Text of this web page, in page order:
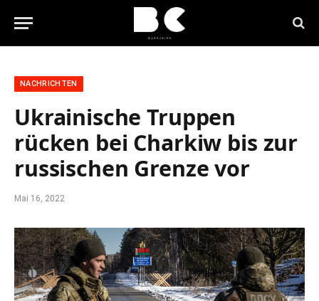
NACHRICHTEN
Ukrainische Truppen
rücken bei Charkiw bis zur
russischen Grenze vor
Mai 16, 2022